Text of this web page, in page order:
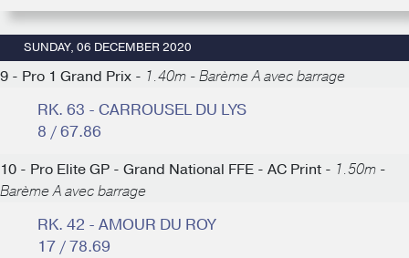
SUNDAY, 06 DECEMBER 2020
9 - Pro 1 Grand Prix - 1.40m - Barème A avec barrage
RK. 63 - CARROUSEL DU LYS
8 / 67.86
10 - Pro Elite GP - Grand National FFE - AC Print - 1.50m -
Barème A avec barrage
RK. 42 - AMOUR DU ROY
17 / 78.69